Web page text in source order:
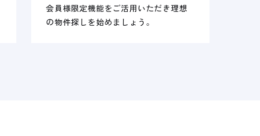
会員様限定機能をご活用いただき理想
の物件探しを始めましょう。